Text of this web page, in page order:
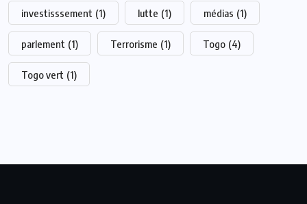
investisssement (1) lutte (1) médias (1)
parlement (1) Terrorisme (1) Togo (4)
Togo vert (1)